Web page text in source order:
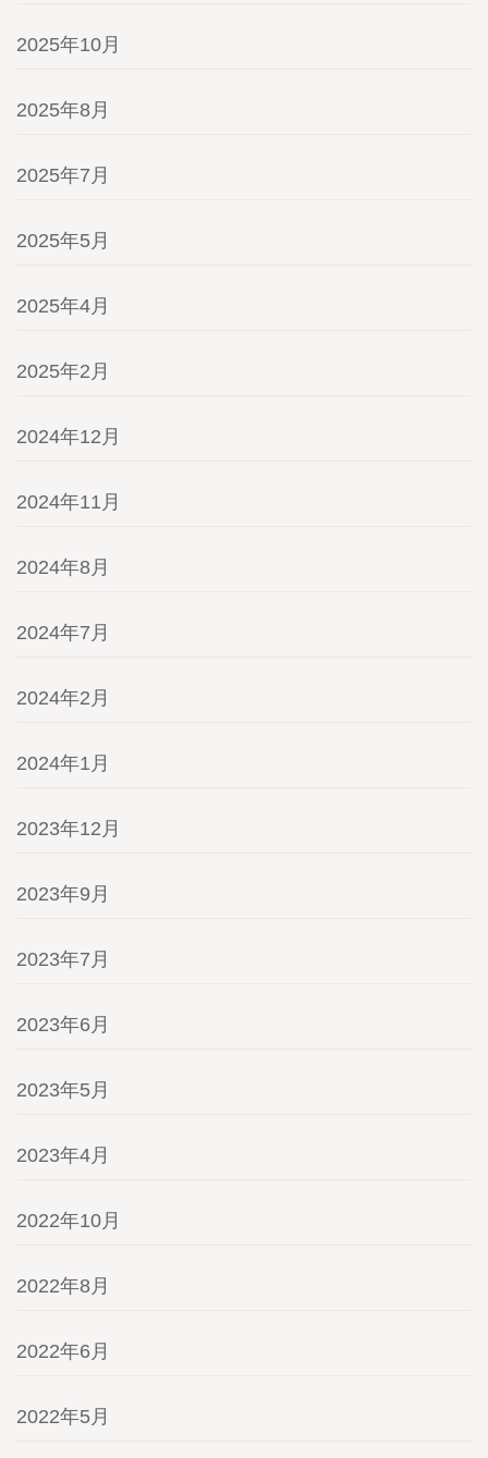
2025年10月
2025年8月
2025年7月
2025年5月
2025年4月
2025年2月
2024年12月
2024年11月
2024年8月
2024年7月
2024年2月
2024年1月
2023年12月
2023年9月
2023年7月
2023年6月
2023年5月
2023年4月
2022年10月
2022年8月
2022年6月
2022年5月